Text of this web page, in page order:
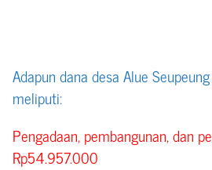
Adapun dana desa Alue
meliputi:
Pengadaan, pembangunan, dan
Rp54.957.000